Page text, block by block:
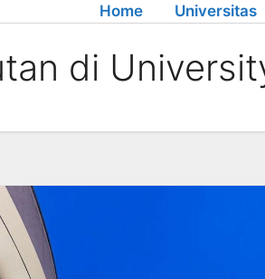
Home Universitas
di